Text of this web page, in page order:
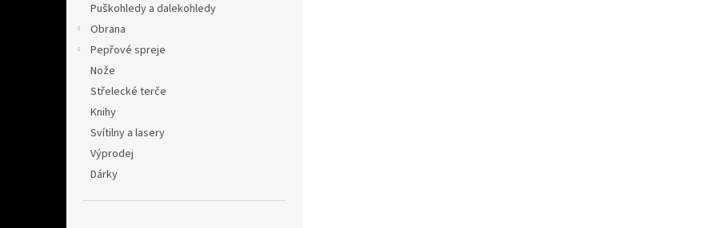
Puškohledy a dalekohledy
Obrana
Pepřové spreje
Nože
Střelecké terče
Knihy
Svítilny a lasery
Výprodej
Dárky